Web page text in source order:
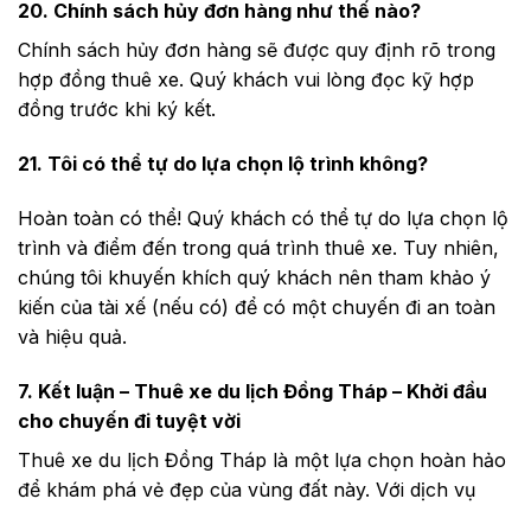
20. Chính sách hủy đơn hàng như thế nào?
Chính sách hủy đơn hàng sẽ được quy định rõ trong
hợp đồng thuê xe. Quý khách vui lòng đọc kỹ hợp
đồng trước khi ký kết.
21. Tôi có thể tự do lựa chọn lộ trình không?
Hoàn toàn có thể! Quý khách có thể tự do lựa chọn lộ
trình và điểm đến trong quá trình thuê xe. Tuy nhiên,
chúng tôi khuyến khích quý khách nên tham khảo ý
kiến của tài xế (nếu có) để có một chuyến đi an toàn
và hiệu quả.
7. Kết luận – Thuê xe du lịch Đồng Tháp – Khởi đầu
cho chuyến đi tuyệt vời
Thuê xe du lịch Đồng Tháp là một lựa chọn hoàn hảo
để khám phá vẻ đẹp của vùng đất này. Với dịch vụ